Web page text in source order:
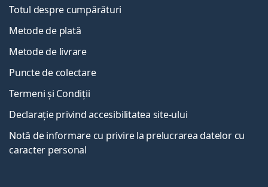
Totul despre cumpărături
Metode de plată
Metode de livrare
Puncte de colectare
Termeni și Condiții
Declarație privind accesibilitatea site-ului
Notă de informare cu privire la prelucrarea datelor cu
caracter personal